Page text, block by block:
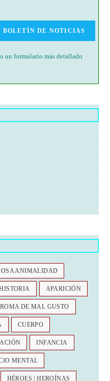
un formulario más detallado
ANIMALIDAD
APARICIÓN
DE MAL GUSTO
CUERPO
INFANCIA
MENTAL
HÉROES | HEROÍNAS